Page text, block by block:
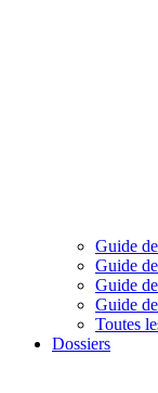
Guide
Guide
Guide
Guide
Toutes
Dossiers